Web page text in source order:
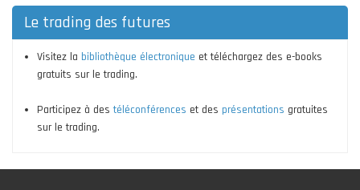
Le trading des futures
Visitez la bibliothèque électronique et téléchargez des e-books
gratuits sur le trading.
Participez à destéléconférences et des présentations gratuites
sur le trading.